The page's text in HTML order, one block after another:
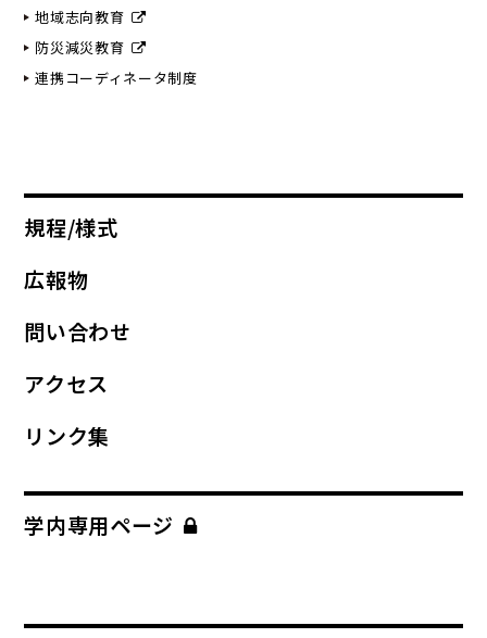
地域志向教育
防災減災教育
連携コーディネータ制度
規程/様式
広報物
問い合わせ
アクセス
リンク集
学内専用ページ